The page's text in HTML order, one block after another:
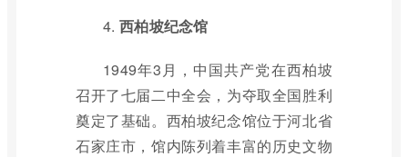
4. 西柏坡纪念馆
1949年3月，中国共产党在西柏坡
召开了七届二中全会，为夺取全国胜利
奠定了基础。西柏坡纪念馆位于河北省
石家庄市，馆内陈列着丰富的历史文物